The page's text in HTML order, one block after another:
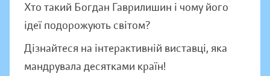
Хто такий Богдан Гаврилишин і чому його
ідеї подорожують світом?
Дізнайтеся на інтерактивній виставці, яка
мандрувала десятками країн!